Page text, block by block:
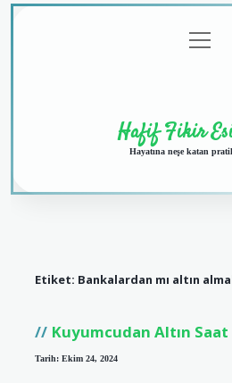
menüyü
aç
Hafif Fikir
Hayatına neşe katan
Etiket: Bankalardan mı altın
Kuyumcudan Altın Saat
Tarih: Ekim 24, 2024